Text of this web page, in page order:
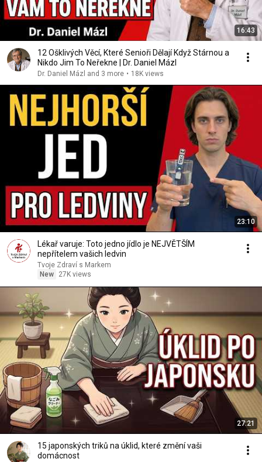
16:43
12 Ošklivých Věcí, Které Senioři Dělají Když Stárnou a
Nikdo Jim To Neřekne | Dr. Daniel Mázl
Dr. Daniel Mázl and 3 more • 18K views
23:10
Lékař varuje: Toto jedno jídlo je NEJVĚTŠÍM
nepřítelem vašich ledvin
Tvoje Zdraví s Markem
New
27K views
27:21
15 japonských triků na úklid, které změní vaši
domácnost